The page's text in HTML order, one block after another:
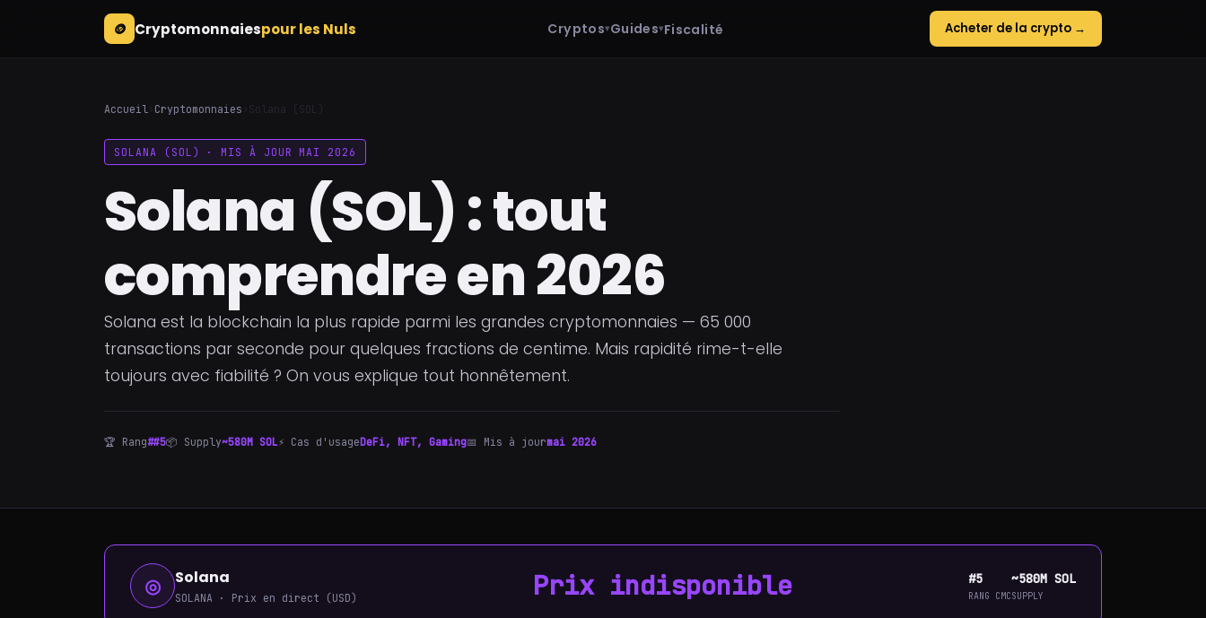
🪙 Cryptomonnaiespour les Nuls Cryptos Guides Fiscalité Acheter de la crypto →
Accueil › Cryptomonnaies › Solana (SOL)
SOLANA (SOL) · MIS À JOUR MAI 2026
Solana (SOL) : tout
comprendre en 2026
Solana est la blockchain la plus rapide parmi les grandes cryptomonnaies — 65 000
transactions par seconde pour quelques fractions de centime. Mais rapidité rime-t-elle
toujours avec fiabilité ? On vous explique tout honnêtement.
🏆 Rang##5📦 Supply~580M SOL⚡ Cas d'usageDeFi, NFT, Gaming📅 Mis à jourmai 2026
◎ Solana
SOLANA · Prix en direct (USD) Prix indisponible #5
RANG CMC
~580M SOL
SUPPLY